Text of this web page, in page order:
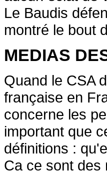
Le Baudis
montré le bout
MEDIAS
Quand le CSA
française en
concerne les
important que
définitions :
Ca ce sont des